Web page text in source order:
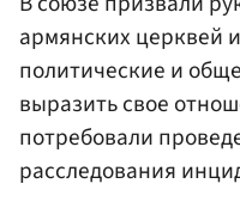
армянских церквей
политические и
выразить свое
потребовали
расследования